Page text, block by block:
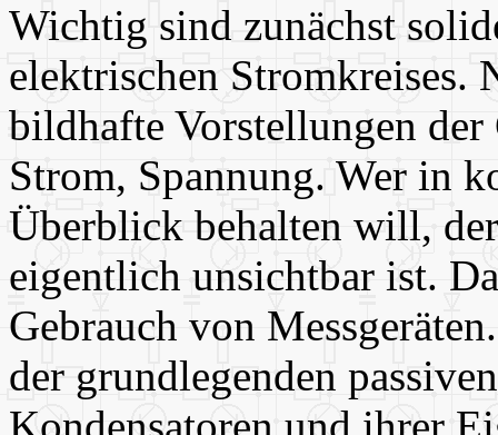
Wichtig sind zunächst
elektrischen Stromkreises.
bildhafte Vorstellungen
Strom, Spannung. Wer in
Überblick behalten will,
eigentlich unsichtbar ist.
Gebrauch von
der grundlegenden